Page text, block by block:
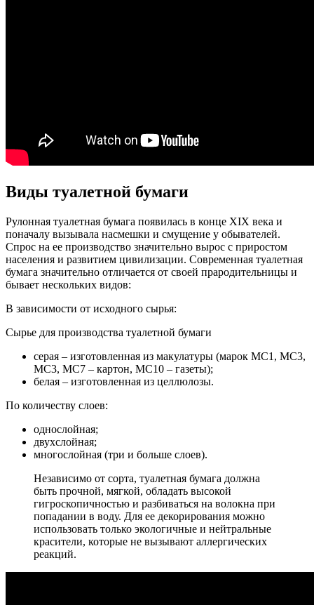
Виды туалетной бумаги
Рулонная туалетная бумага появилась в конце XIX века и
поначалу вызывала насмешки и смущение у обывателей.
Спрос на ее производство значительно вырос с приростом
населения и развитием цивилизации. Современная туалетная
бумага значительно отличается от своей прародительницы и
бывает нескольких видов:
В зависимости от исходного сырья:
Сырье для производства туалетной бумаги
серая – изготовленная из макулатуры (марок МС1, МС3,
МС3, МС7 – картон, МС10 – газеты);
белая – изготовленная из целлюлозы.
По количеству слоев:
однослойная;
двухслойная;
многослойная (три и больше слоев).
Независимо от сорта, туалетная бумага должна
быть прочной, мягкой, обладать высокой
гигроскопичностью и разбиваться на волокна при
попадании в воду. Для ее декорирования можно
использовать только экологичные и нейтральные
красители, которые не вызывают аллергических
реакций.